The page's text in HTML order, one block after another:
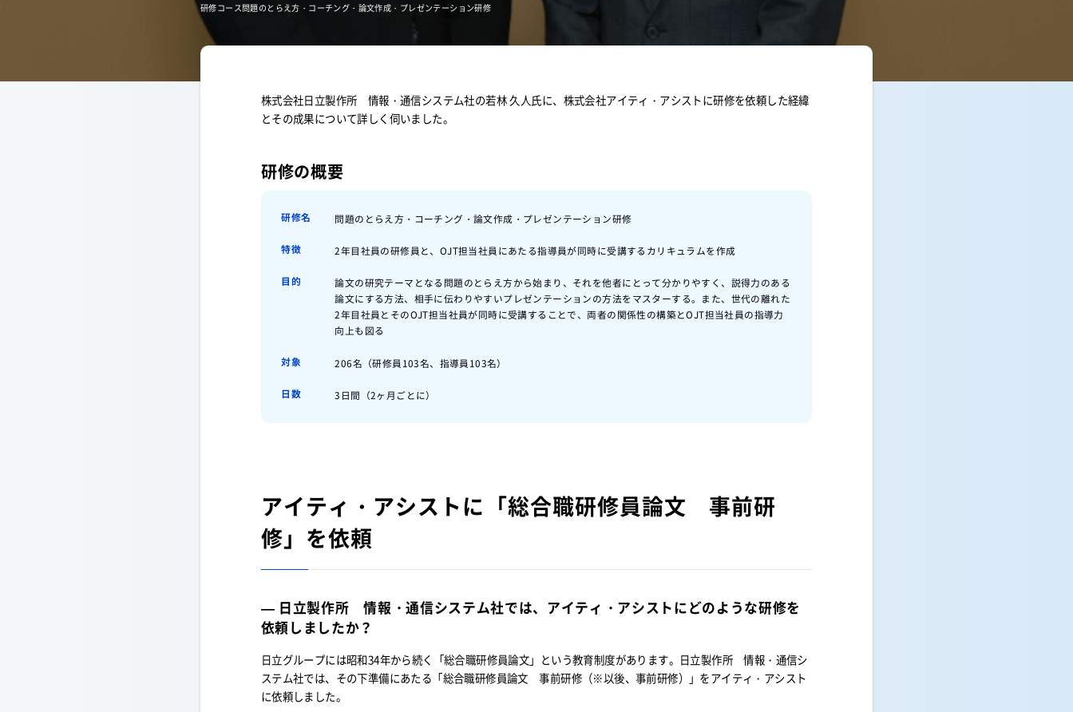
研修コース 問題のとらえ方・コーチング・論文作成・プレゼンテーション研修
株式会社日立製作所 情報・通信システム社の若林 久人氏に、株式会社アイティ・アシストに研修を依頼した経緯
とその成果について詳しく伺いました。
研修の概要
研修名 問題のとらえ方・コーチング・論文作成・プレゼンテーション研修
特徴 2年目社員の研修員と、OJT担当社員にあたる指導員が同時に受講するカリキュラムを作成
目的
論文の研究テーマとなる問題のとらえ方から始まり、それを他者にとって分かりやすく、説得力のある
論文にする方法、相手に伝わりやすいプレゼンテーションの方法をマスターする。また、世代の離れた
2年目社員とそのOJT担当社員が同時に受講することで、両者の関係性の構築とOJT担当社員の指導力
向上も図る
対象 206名（研修員103名、指導員103名）
日数 3日間（2ヶ月ごとに）
アイティ・アシストに「総合職研修員論文 事前研
修」を依頼
— 日立製作所 情報・通信システム社では、アイティ・アシストにどのような研修を
依頼しましたか？
日立グループには昭和34年から続く「総合職研修員論文」という教育制度があります。日立製作所 情報・通信シ
ステム社では、その下準備にあたる「総合職研修員論文 事前研修（※以後、事前研修）」をアイティ・アシスト
に依頼しました。